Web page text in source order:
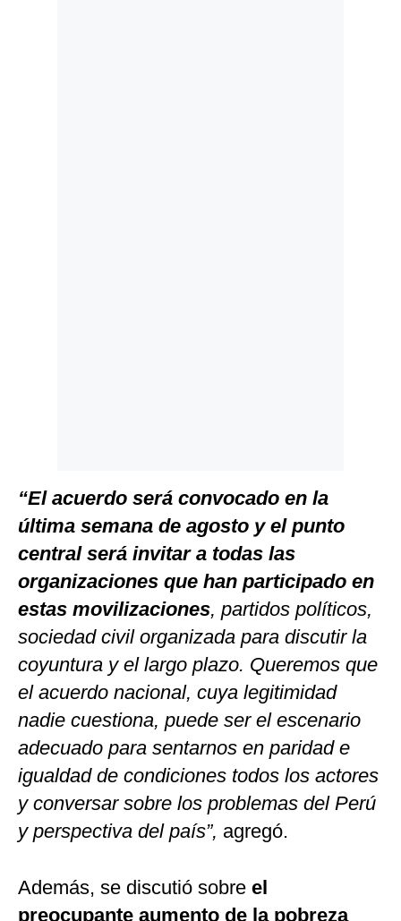
“El acuerdo será convocado en la
última semana de agosto y el punto
central será invitar a todas las
organizaciones que han participado en
estas movilizaciones, partidos políticos,
sociedad civil organizada para discutir la
coyuntura y el largo plazo. Queremos que
el acuerdo nacional, cuya legitimidad
nadie cuestiona, puede ser el escenario
adecuado para sentarnos en paridad e
igualdad de condiciones todos los actores
y conversar sobre los problemas del Perú
y perspectiva del país”, agregó.
Además, se discutió sobre el
preocupante aumento de la pobreza